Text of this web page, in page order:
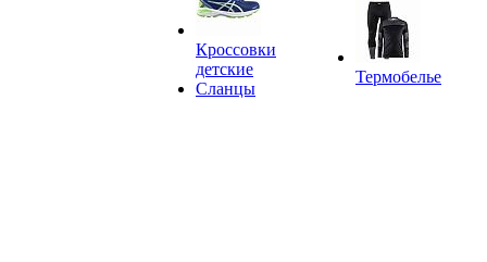
Кроссовки
детские
Сланцы
Термобелье